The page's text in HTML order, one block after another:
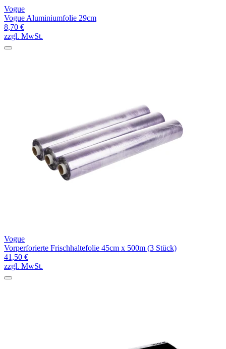
Vogue
Vogue Aluminiumfolie 29cm
8,70 €
zzgl. MwSt.
Vogue
Vorperforierte Frischhaltefolie 45cm x 500m (3 Stück)
41,50 €
zzgl. MwSt.